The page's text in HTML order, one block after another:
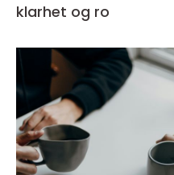
klarhet og ro